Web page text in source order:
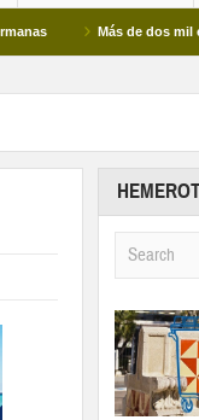
Más de dos mil